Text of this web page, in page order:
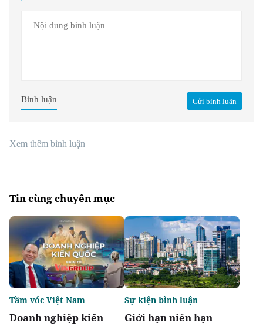
Gửi bình luận
Bình luận
Xem thêm bình luận
Tin cùng chuyên mục
Doanh nghiệp kiến
Tầm vóc Việt Nam
Giới hạn niên hạn
Sự kiện bình luận